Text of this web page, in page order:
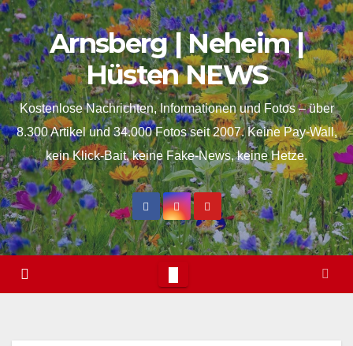
springen
Skip
to
content
Arnsberg | Neheim |
Hüsten NEWS
Kostenlose Nachrichten, Informationen und Fotos – über
8.300 Artikel und 34.000 Fotos seit 2007. Keine Pay-Wall,
kein Klick-Bait, keine Fake-News, keine Hetze.